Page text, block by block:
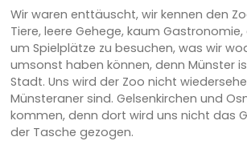
Wir waren enttäuscht, wir kennen den
Tiere, leere Gehege, kaum Gastronomie,
um Spielplätze zu besuchen, was wir
umsonst haben können, denn Münster
Stadt. Uns wird der Zoo nicht
Münsteraner sind. Gelsenkirchen und
kommen, denn dort wird uns nicht das
der Tasche gezogen.